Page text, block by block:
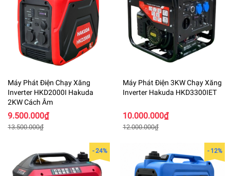
Máy Phát Điện Chạy Xăng
Inverter HKD2000I Hakuda
2KW Cách Âm
9.500.000₫
13.500.000₫
Máy Phát Điện 3KW Chạy Xăng
Inverter Hakuda HKD3300IET
10.000.000₫
12.000.000₫
- 24% - 12%